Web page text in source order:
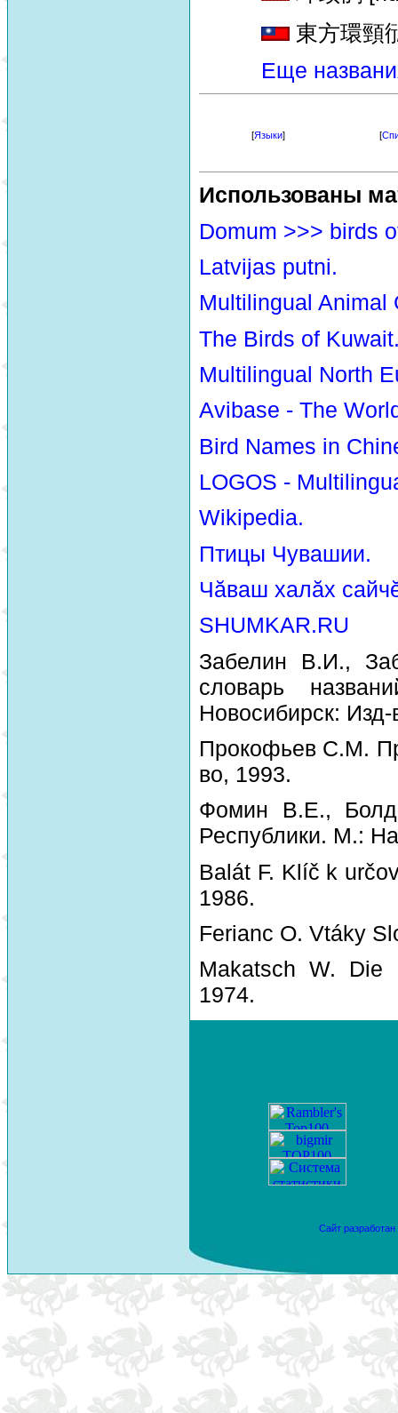
東方環頸
Еще
[Языки] [
Использованы
Domum >>> birds
Latvijas putni.
Multilingual Animal
The Birds of
Multilingual North
Avibase - The
Bird Names in
LOGOS -
Wikipedia.
Птицы Чувашии.
Чăваш халăх
SHUMKAR.RU
Забелин В.И.,
словарь
Новосибирск:
Прокофьев С.М.
во, 1993.
Фомин В.Е., Болд
Республики. М.:
Balát F. Klíč k
1986.
Ferianc O. Vtáky
Makatsch W. Die
1974.
Сайт